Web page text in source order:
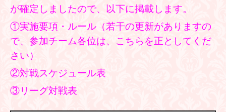
が確定しましたので、以下に掲載します。
①実施要項・ルール（若干の更新がありますの
で、参加チーム各位は、こちらを正としてくだ
さい）
②対戦スケジュール表
③リーグ対戦表